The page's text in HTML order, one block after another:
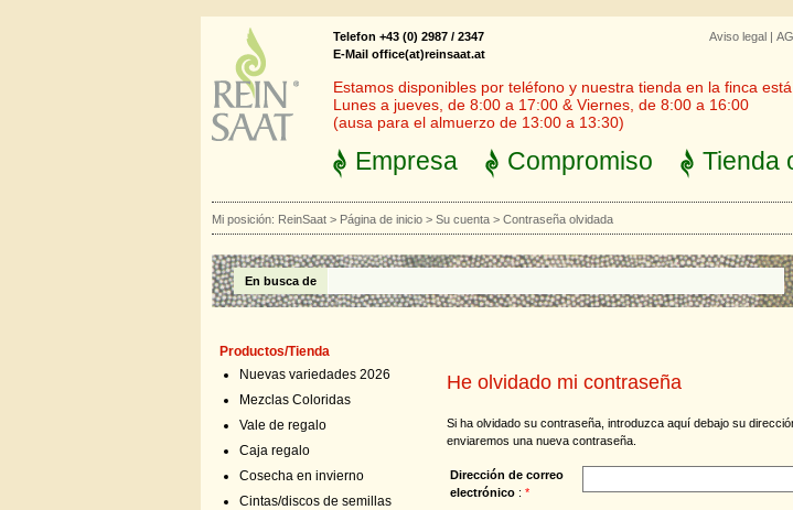
Aviso legal |
Telefon +43 (0) 2987 / 2347
E-Mail office(at)reinsaat.at
Estamos disponibles por teléfono y nuestra tienda en la finca
Lunes a jueves, de 8:00 a 17:00 & Viernes, de 8:00 a 16:00
(ausa para el almuerzo de 13:00 a 13:30)
Empresa Compromiso Tienda
Mi posición: ReinSaat > Página de inicio > Su cuenta > Contraseña olvidada
En busca de
Productos/Tienda
Nuevas variedades 2026
Mezclas Coloridas
Vale de regalo
Caja regalo
Cosecha en invierno
Cintas/discos de semillas
He olvidado mi contraseña
Si ha olvidado su contraseña, introduzca aquí debajo su
enviaremos una nueva contraseña.
Dirección de correo
electrónico : *